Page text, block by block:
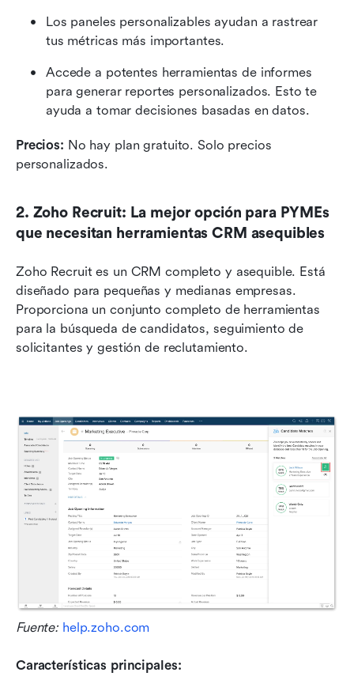
Los paneles personalizables ayudan a rastrear
tus métricas más importantes.
Accede a potentes herramientas de informes
para generar reportes personalizados. Esto te
ayuda a tomar decisiones basadas en datos.
Precios: No hay plan gratuito. Solo precios
personalizados.
2. Zoho Recruit: La mejor opción para PYMEs
que necesitan herramientas CRM asequibles
Zoho Recruit es un CRM completo y asequible. Está
diseñado para pequeñas y medianas empresas.
Proporciona un conjunto completo de herramientas
para la búsqueda de candidatos, seguimiento de
solicitantes y gestión de reclutamiento.
Fuente: help.zoho.com
Características principales: